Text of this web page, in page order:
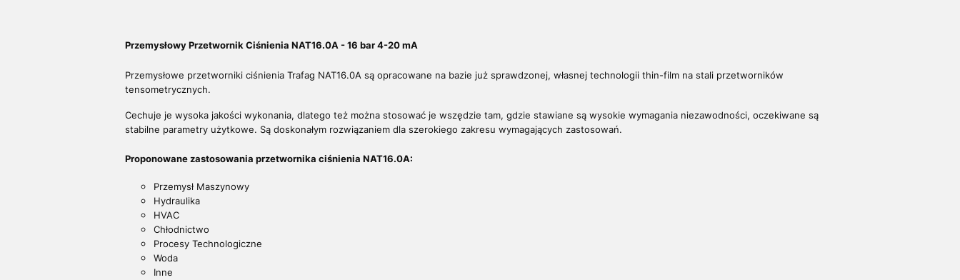
Przemysłowy Przetwornik Ciśnienia NAT16.0A - 16 bar 4-20 mA
Przemysłowe przetworniki ciśnienia Trafag NAT16.0A są opracowane na bazie już sprawdzonej, własnej technologii thin-film na stali przetworników
tensometrycznych.
Cechuje je wysoka jakości wykonania, dlatego też można stosować je wszędzie tam, gdzie stawiane są wysokie wymagania niezawodności, oczekiwane są
stabilne parametry użytkowe. Są doskonałym rozwiązaniem dla szerokiego zakresu wymagających zastosowań.
Proponowane zastosowania przetwornika ciśnienia NAT16.0A:
Przemysł Maszynowy
Hydraulika
HVAC
Chłodnictwo
Procesy Technologiczne
Woda
Inne